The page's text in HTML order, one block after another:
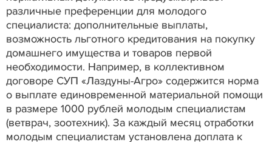
различные преференции для молодого
специалиста: дополнительные выплаты,
возможность льготного кредитования на покупку
домашнего имущества и товаров первой
необходимости. Например, в коллективном
договоре СУП «Лаздуны-Агро» содержится норма
о выплате единовременной материальной помощи
в размере 1000 рублей молодым специалистам
(ветврач, зоотехник). За каждый месяц отработки
молодым специалистам установлена доплата к